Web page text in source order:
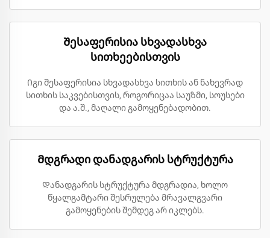
Შესაფერისია სხვადასხვა
სითხეებისთვის
Იგი შესაფერისია სხვადასხვა სითხის ან ნახევრად
სითხის საკვებისთვის, როგორიცაა საუზმი, სოუსები
და ა.შ., მაღალი გამოყენებადობით.
Მდგრადი დანადგარის სტრუქტურა
Დანადგარის სტრუქტურა მდგრადია, ხოლო
წყალგამტარი შესრულება მრავალგვარი
გამოყენების შემდეგ არ იკლებს.